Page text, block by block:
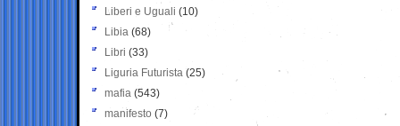
Liberi e Uguali (10)
Libia (68)
Libri (33)
Liguria Futurista (25)
mafia (543)
manifesto (7)